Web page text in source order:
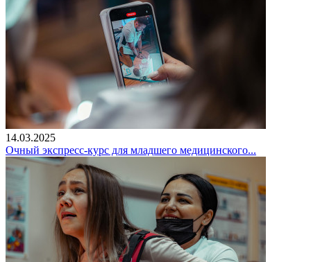
14.03.2025
Очный экспресс-курс для младшего медицинского...